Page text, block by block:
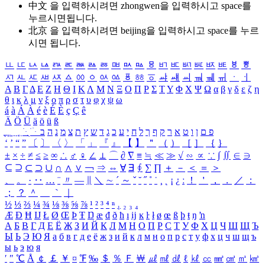
中文 을 입력하시려면 zhongwen을 입력하시고 space를
누르시면됩니다.
北京 을 입력하시려면 beijing을 입력하시고 space를 누르
시면 됩니다.
ㅥ ㅦ ㅧ ㅨ ㅩ ㅪ ㅫ ㅬ ㅭ ㅮ ㅯ ㅰ ㅱ ㅲ ㅳ ㅴ ㅵ ㅶ ㅷ ㅸ
ㅹ
ㅺ ㅻ ㅼ ㅽ ㅾ ㅿ ㆀ ㆁ ㆂ ㆃ ㆄ ㆅ ㆆ ㆇ ㆈ ㆉ ㆊ ㆋ ㆌ ㆍ
ㆎ
Α Β ΓΔ Ε Ζ Η Θ Ι ΚΛ Μ Ν Ξ Ο Π Ρ Σ ΤΥ Φ Χ Ψ Ω α β γ δ ε ζ η
θ ι κ λ μ ν ξ ο π ρ σ τ υ φ χ ψ ω
á à Á À é è É È ç Ç ê
Ä Ö Ü ä ö ü ß
ִֶֹ ֻּ ׁׂ פ ם ן ו ט א ר ק ף ך ל ח י ע כ ג ד ש ץ ת צ מ נ ה ב
‘ ’ “ ” 〔 〕 〈 〉 「 」 『 』 【 】 ＂ （ ） ［ ］ ｛ ｝
± × ÷ ≠ ≤ ≥ ∞ ∴ ♂ ♀ ∠ ⊥ ⌒ ∂ ∇ ≡ ≒ ≪ ≫ √ ∽ ∝ ∵ ∫ ∬ ∈ ∋
⊆ ⊇ ⊂ ⊃ ∪ ∩ ∧ ∨ ￢ ⇒ ⇔ ∀ ∃ ∮ ∑ ∏ ＋ － ＜ ＝
＞
、
。 · ‥ … ¨ 〃 ― ＼ ∼ ´ ～ ˇ ˘ ˝ ˚ ˙ ¸ ¡ ¿ ː ！ ＇ ， ． ／
：
；
？ ＾ ｀
½ ⅓ ⅔ ¼ ¾ ⅛ ⅜ ⅝ ⅞ ¹ ² ³ ⁴ ⁿ ₁ ₂ ₃ ₄
Æ Ð Ħ Ĳ Ł Ø Œ Þ Ŧ Ŋ æ đ ð ħ ı ĳ ĸ ŀ ł ø œ ß þ ŧ ŋ ŉ
А Б В Г Д Е Ё Ж З И Й К Л М Н О П Р С Т У Ф Х Ц Ч Ш Щ Ъ
Ы Ь Э Ю Я а б в г д е ё ж з и й к л м н о п р с т у ф х ц ч ш щ ъ
ы ь э ю я
′ ″ ℃ Å ￠ ￡ ￥ ¤ ℉ ‰ ＄ ％ Ｆ ￦ ㎕ ㎖ ㎗ ℓ ㎘ ㏄ ㎣ ㎤ ㎥ ㎦